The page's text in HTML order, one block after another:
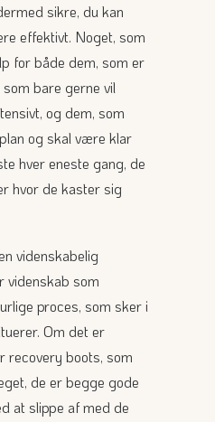
sikre, du kan
effektivt. Noget, som
for både dem, som er
bare gerne vil
og dem, som
og skal være klar
hver eneste gang, de
hvor de kaster sig
videnskabelig
videnskab som
proces, som sker i
Om det er
recovery boots, som
de er begge gode
at slippe af med de